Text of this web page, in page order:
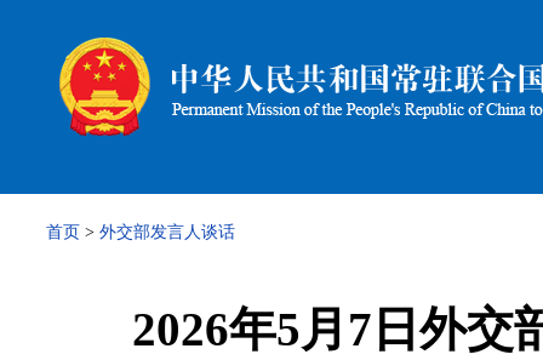
首页 > 外交部发言人谈话
2026年5月7日外交